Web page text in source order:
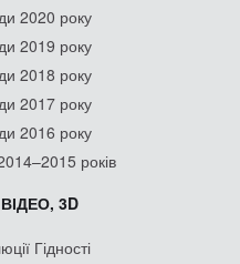
2020 року
2019 року
2018 року
2017 року
2016 року
років
3D
Гідності